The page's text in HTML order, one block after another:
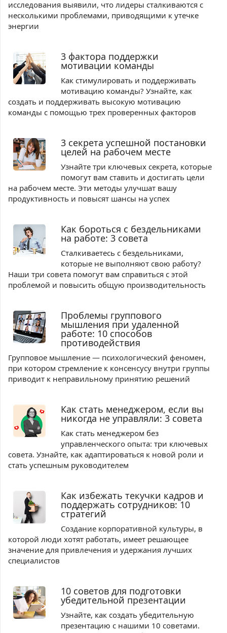
исследования выявили, что лидеры сталкиваются с
несколькими проблемами, приводящими к утечке
энергии
3 фактора поддержки
мотивации команды
Как стимулировать и поддерживать
мотивацию команды? Узнайте, как
создать и поддерживать высокую мотивацию
команды с помощью трех проверенных факторов
3 секрета успешной постановки
целей на рабочем месте
Узнайте три ключевых секрета, которые
помогут вам ставить и достигать цели
на рабочем месте. Эти методы улучшат вашу
продуктивность и повысят шансы на успех
Как бороться с бездельниками
на работе: 3 совета
Сталкиваетесь с бездельниками,
которые не выполняют свою работу?
Наши три совета помогут вам справиться с этой
проблемой и повысить общую производительность
Проблемы группового
мышления при удаленной
работе: 10 способов
противодействия
Групповое мышление — психологический феномен,
при котором стремление к консенсусу внутри группы
приводит к неправильному принятию решений
Как стать менеджером, если вы
никогда не управляли: 3 совета
Как стать менеджером без
управленческого опыта: три ключевых
совета. Узнайте, как адаптироваться к новой роли и
стать успешным руководителем
Как избежать текучки кадров и
поддержать сотрудников: 10
стратегий
Создание корпоративной культуры, в
которой люди хотят работать, имеет решающее
значение для привлечения и удержания лучших
специалистов
10 советов для подготовки
убедительной презентации
Узнайте, как создать убедительную
презентацию с нашими 10 советами.